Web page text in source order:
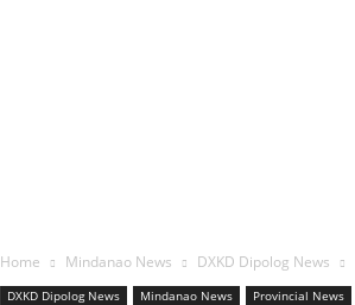
Home Mindanao News DXKD Dipolog News
DXKD Dipolog News Mindanao News Provincial News